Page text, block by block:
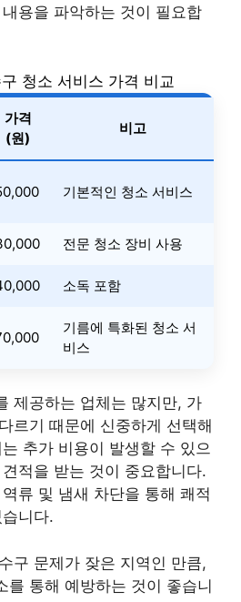
용을 파악하는 것이 필요합
청소 서비스 가격 비교
가격
(원)
비고
기본적인 청소 서비스
전문 청소 장비 사용
소독 포함
기름에 특화된 청소 서
비스
제공하는 업체는 많지만, 가
르기 때문에 신중하게 선택해
추가 비용이 발생할 수 있으
적을 받는 것이 중요합니다.
류 및 냄새 차단을 통해 쾌적
니다.
구 문제가 잦은 지역인 만큼,
를 통해 예방하는 것이 좋습니